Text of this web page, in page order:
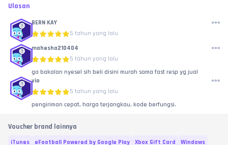
Ulasan
BERN KAY
5 tahun yang lalu
mahesha210404
5 tahun yang lalu
ga bakalan nyesel sih beli disini murah sama fast resp yg jual
vio
5 tahun yang lalu
pengiriman cepat, harga terjangkau, kode berfungsi.
Voucher brand lainnya
iTunes eFootball Powered by Google Play Xbox Gift Card
Windows